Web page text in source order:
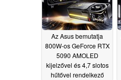
Az Asus bemutatja
800W-os GeForce RTX
5090 AMOLED
kijelzővel és 4,7 slotos
hűtővel rendelkező